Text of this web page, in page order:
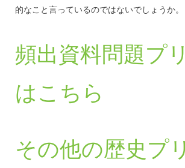
的なこと言っているのではないでしょうか。
頻出資料問題プ
はこちら
その他の歴史プ